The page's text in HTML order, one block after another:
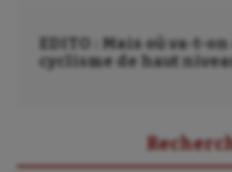
Plongée
Sarbacane
EDITO : Mais où va-t-
cyclisme de haut